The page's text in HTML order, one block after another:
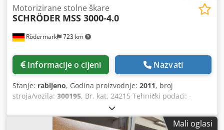
Rödermark 723 km
Motorizirane stolne škare
SCHRÖDER MSS 3000-4.0
Informacije o cijeni Nazvati
Stanje: rabljeno, Godina proizvodnje: 2011, broj
stroja/vozila: 300195, Br. kat. 24215 Tehnički podaci: -
maks. radna širina 3040 mm - maks. debljina materijala 4
mm Chedpotpnldjfx Ahlja - ručno podešavanje kuta
rezanja - broj hodova do 34 1/min - stražnji graničnik s
Mali oglasi